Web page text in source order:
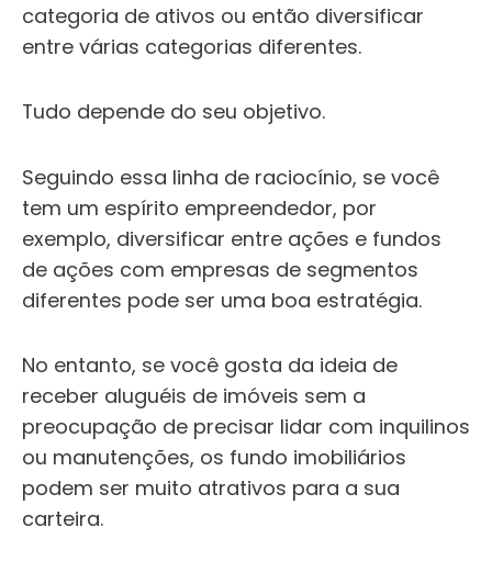
categoria de ativos ou então diversificar
entre várias categorias diferentes.
Tudo depende do seu objetivo.
Seguindo essa linha de raciocínio, se você
tem um espírito empreendedor, por
exemplo, diversificar entre ações e fundos
de ações com empresas de segmentos
diferentes pode ser uma boa estratégia.
No entanto, se você gosta da ideia de
receber aluguéis de imóveis sem a
preocupação de precisar lidar com inquilinos
ou manutenções, os fundo imobiliários
podem ser muito atrativos para a sua
carteira.